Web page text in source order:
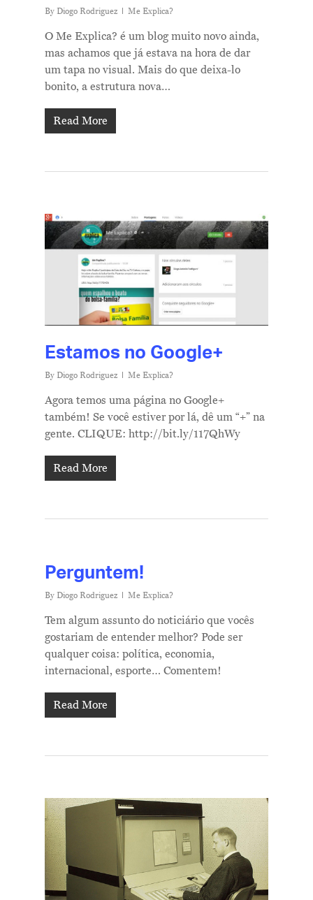
By Diogo Rodriguez Me Explica?
O Me Explica? é um blog muito novo ainda,
mas achamos que já estava na hora de dar
um tapa no visual. Mais do que deixa-lo
bonito, a estrutura nova…
Read More
Estamos no Google+
By Diogo Rodriguez Me Explica?
Agora temos uma página no Google+
também! Se você estiver por lá, dê um “+” na
gente. CLIQUE: http://bit.ly/117QhWy
Read More
Perguntem!
By Diogo Rodriguez Me Explica?
Tem algum assunto do noticiário que vocês
gostariam de entender melhor? Pode ser
qualquer coisa: política, economia,
internacional, esporte… Comentem!
Read More